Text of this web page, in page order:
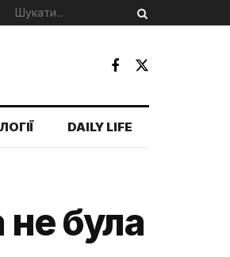
DAILY LIFE
була